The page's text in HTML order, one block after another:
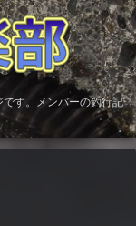
す。メンバーの釣行記